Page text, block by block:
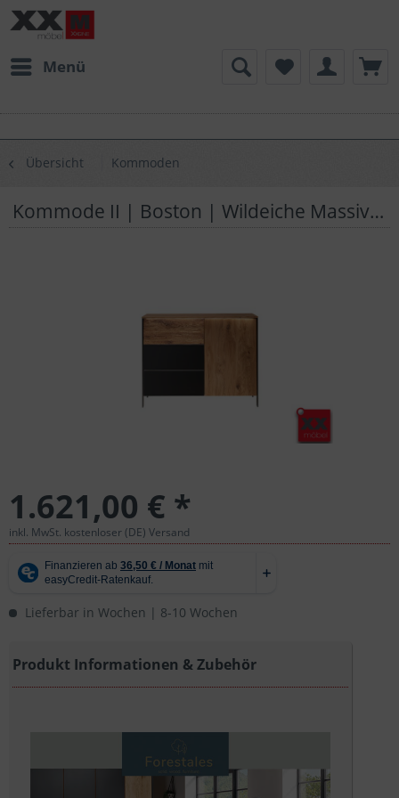
Menü
Übersicht Kommoden
Kommode II | Boston | Wildeiche Massivholz | K02
1.621,00 € *
inkl. MwSt. kostenloser (DE) Versand
Lieferbar in Wochen | 8-10 Wochen
Produkt Informationen & Zubehör